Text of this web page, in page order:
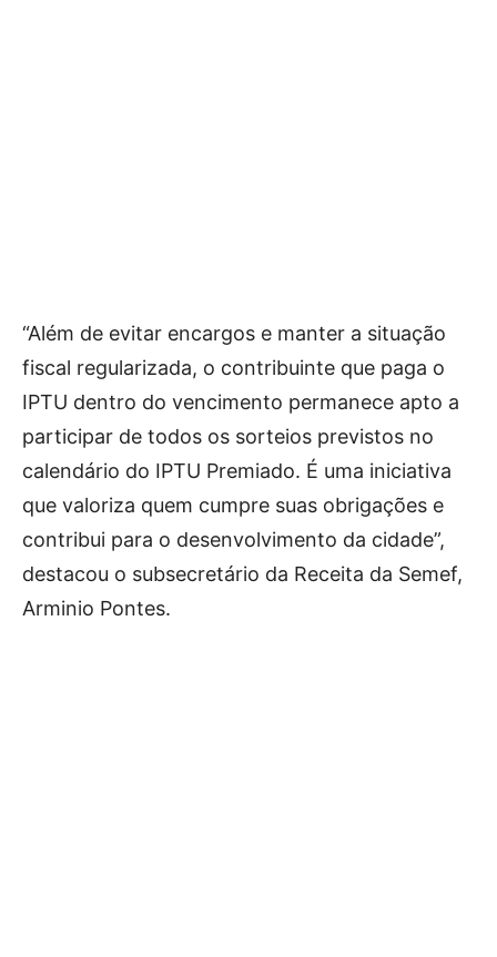
“Além de evitar encargos e manter a situação
fiscal regularizada, o contribuinte que paga o
IPTU dentro do vencimento permanece apto a
participar de todos os sorteios previstos no
calendário do IPTU Premiado. É uma iniciativa
que valoriza quem cumpre suas obrigações e
contribui para o desenvolvimento da cidade”,
destacou o subsecretário da Receita da Semef,
Arminio Pontes.